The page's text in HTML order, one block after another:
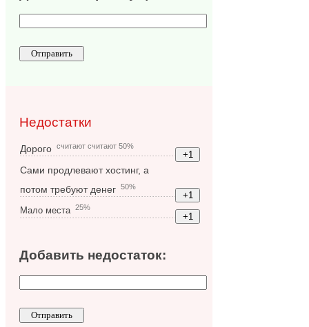
Недостатки
Дорого считают считают 50%
Сами продлевают хостинг, а
потом требуют денег
50%
Мало места 25%
Добавить недостаток: